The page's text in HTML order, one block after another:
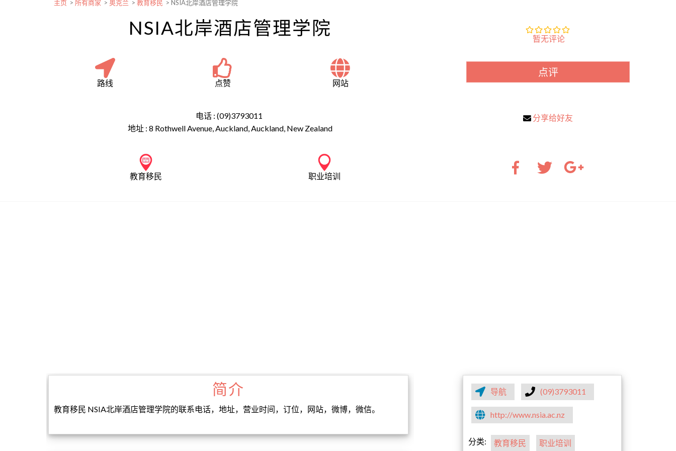
主页 > 所有商家 > 奥克兰 > 教育移民 > NSIA北岸酒店管理学院
NSIA北岸酒店管理学院
路线 点赞 网站
电话 : (09)3793011
地址 : 8 Rothwell Avenue, Auckland, Auckland, New Zealand
教育移民 职业培训
暂无评论
点评
分享给好友
简介
教育移民 NSIA北岸酒店管理学院的联系电话，地址，营业时间，订位，网站，微博，微信。
导航 (09)3793011
http://www.nsia.ac.nz
分类: 教育移民 职业培训